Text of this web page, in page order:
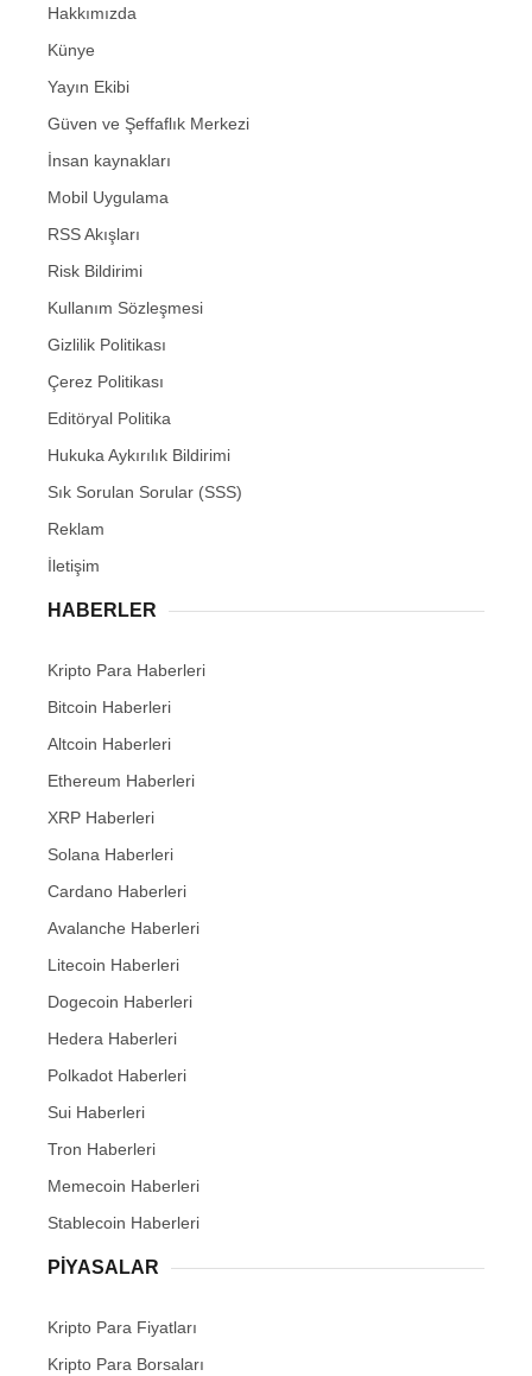
Hakkımızda
Künye
Yayın Ekibi
Güven ve Şeffaflık Merkezi
İnsan kaynakları
Mobil Uygulama
RSS Akışları
Risk Bildirimi
Kullanım Sözleşmesi
Gizlilik Politikası
Çerez Politikası
Editöryal Politika
Hukuka Aykırılık Bildirimi
Sık Sorulan Sorular (SSS)
Reklam
İletişim
HABERLER
Kripto Para Haberleri
Bitcoin Haberleri
Altcoin Haberleri
Ethereum Haberleri
XRP Haberleri
Solana Haberleri
Cardano Haberleri
Avalanche Haberleri
Litecoin Haberleri
Dogecoin Haberleri
Hedera Haberleri
Polkadot Haberleri
Sui Haberleri
Tron Haberleri
Memecoin Haberleri
Stablecoin Haberleri
PIYASALAR
Kripto Para Fiyatları
Kripto Para Borsaları